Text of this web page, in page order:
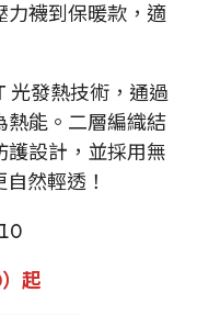
力襪到保暖款，適
光發熱技術，通過
熱能。二層編織結
護設計，並採用無
然輕透！
起